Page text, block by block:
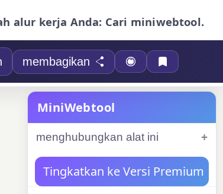
alur kerja Anda: Cari miniwebtool.
membagikan
MiniWebtool
menghubungkan alat ini
Tingkatkan ke Versi Premium